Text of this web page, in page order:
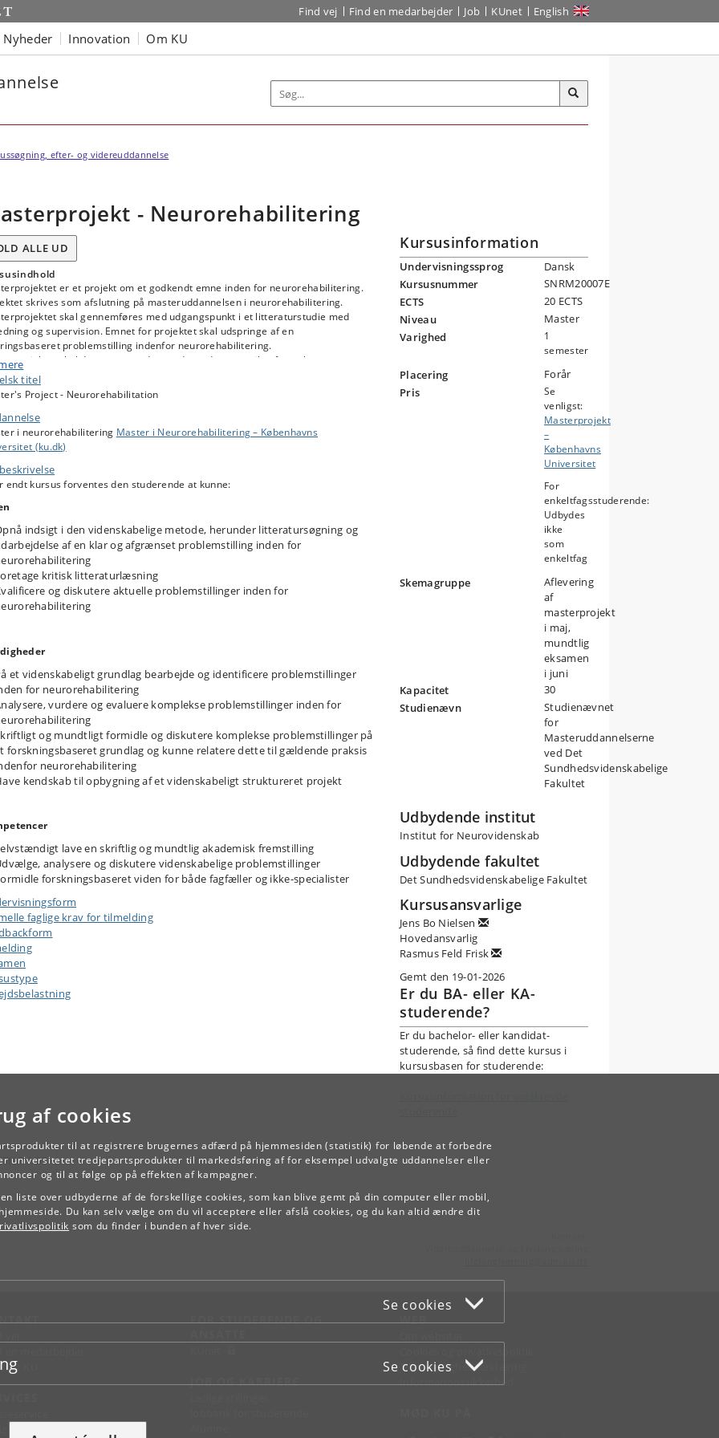
af cookies
til at registrere brugernes adfærd på hjemmesiden (statistik) for løbende at forbedre
universitetet tredjepartsprodukter til markedsføring af for eksempel udvalgte uddannelser eller
og til at følge op på effekten af kampagner.
liste over udbyderne af de forskellige cookies, som kan blive gemt på din computer eller mobil,
Du kan selv vælge om du vil acceptere eller afslå cookies, og du kan altid ændre dit
som du finder i bunden af hver side.
Se cookies
Se cookies
Find vej Find en medarbejder Job KUnet English
Nyheder Innovation Om KU
efter- og videreuddannelse
- Neurorehabilitering
ALLE UD
er et projekt om et godkendt emne inden for neurorehabilitering.
skrives som afslutning på masteruddannelsen i neurorehabilitering.
skal gennemføres med udgangspunkt i et litteraturstudie med
og supervision. Emnet for projektet skal udspringe af en
problemstilling indenfor neurorehabilitering.
skal demonstrere den studerendes evne til at formulere,
diskutere og vurdere problemstillinger inden for et relevant, afgrænset
emne i henhold til forskningsbaseret viden og metoder indenfor
forsvares mundtligt.
titel
Project - Neurorehabilitation
i neurorehabilitering Master i Neurorehabilitering – Københavns
(ku.dk)
endt kursus forventes den studerende at kunne:
indsigt i den videnskabelige metode, herunder litteratursøgning og
af en klar og afgrænset problemstilling inden for
kritisk litteraturlæsning
og diskutere aktuelle problemstillinger inden for
et videnskabeligt grundlag bearbejde og identificere problemstillinger
for neurorehabilitering
vurdere og evaluere komplekse problemstillinger inden for
og mundtligt formidle og diskutere komplekse problemstillinger på
forskningsbaseret grundlag og kunne relatere dette til gældende praksis
neurorehabilitering
kendskab til opbygning af et videnskabeligt struktureret projekt
lave en skriftlig og mundtlig akademisk fremstilling
analysere og diskutere videnskabelige problemstillinger
forskningsbaseret viden for både fagfæller og ikke-specialister
faglige krav for tilmelding
Kursusinformation
Undervisningssprog
Dansk
Kursusnummer
SNRM20007E
ECTS
20 ECTS
Niveau
Master
Varighed
1
semester
Placering
Forår
Pris
Se
venligst:
Masterprojekt
–
Københavns
Universitet
For
enkeltfagsstuderende:
Udbydes
ikke
som
enkeltfag
Skemagruppe
Aflevering
af
masterprojekt
i maj,
mundtlig
eksamen
i juni
Kapacitet
30
Studienævn
Studienævnet
for
Masteruddannelserne
ved Det
Sundhedsvidenskabelige
Fakultet
Udbydende institut
Institut for Neurovidenskab
Udbydende fakultet
Det Sundhedsvidenskabelige Fakultet
Kursusansvarlige
Jens Bo Nielsen
Hovedansvarlig
Rasmus Feld Frisk
Gemt den 19-01-2026
Er du BA- eller KA-
studerende?
Er du bachelor- eller kandidat-
studerende, så find dette kursus i
kursusbasen for studerende:
TILBAGE
KU
FOR STUDERENDE OG
JOB OG KARRIERE
WEB
Tilgængelighedserklæring
Informationssikkerhed